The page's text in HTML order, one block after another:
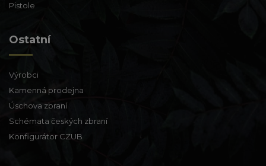
Pistole
Ostatní
Výrobci
Kamenná prodejna
Úschova zbraní
Schémata českých zbraní
Konfigurátor CZUB